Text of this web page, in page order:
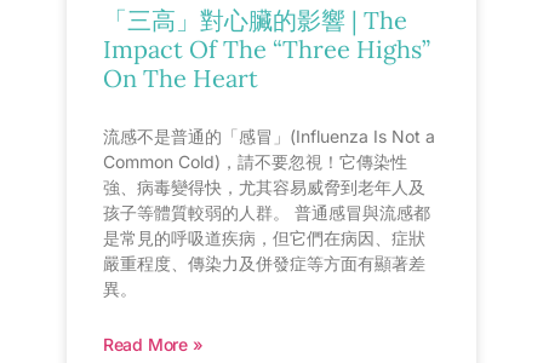
「三高」對心臟的影響 | The
Impact Of The “Three Highs”
On The Heart
流感不是普通的「感冒」(Influenza Is Not a
Common Cold)，請不要忽視！它傳染性
強、病毒變得快，尤其容易威脅到老年人及
孩子等體質較弱的人群。 普通感冒與流感都
是常見的呼吸道疾病，但它們在病因、症狀
嚴重程度、傳染力及併發症等方面有顯著差
異。
Read More »